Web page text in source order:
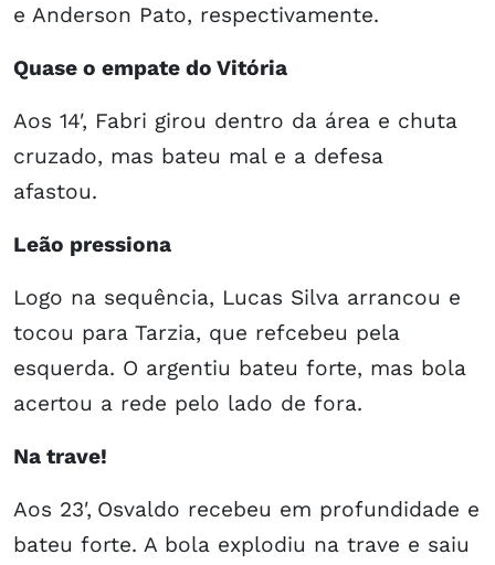
e Anderson Pato, respectivamente.
Quase o empate do Vitória
Aos 14′, Fabri girou dentro da área e chuta
cruzado, mas bateu mal e a defesa
afastou.
Leão pressiona
Logo na sequência, Lucas Silva arrancou e
tocou para Tarzia, que refcebeu pela
esquerda. O argentiu bateu forte, mas bola
acertou a rede pelo lado de fora.
Na trave!
Aos 23′, Osvaldo recebeu em profundidade e
bateu forte. A bola explodiu na trave e saiu